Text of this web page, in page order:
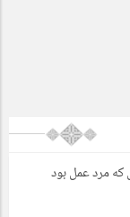
مرد عمل بود